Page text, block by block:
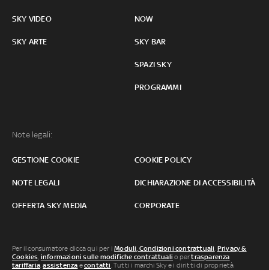
SKY VIDEO
SKY ARTE
NOW
SKY BAR
SPAZI SKY
PROGRAMMI
Note legali:
GESTIONE COOKIE COOKIE POLICY
NOTE LEGALI DICHIARAZIONE DI ACCESSIBILITÀ
OFFERTA SKY MEDIA CORPORATE
Per il consumatore clicca qui per iModuli, Condizioni contrattuali, Privacy &
Cookies, informazioni sulle modifiche contrattuali o pertrasparenza
tariffaria,assistenza econtatti. Tutti i marchi Sky e i diritti di proprietà